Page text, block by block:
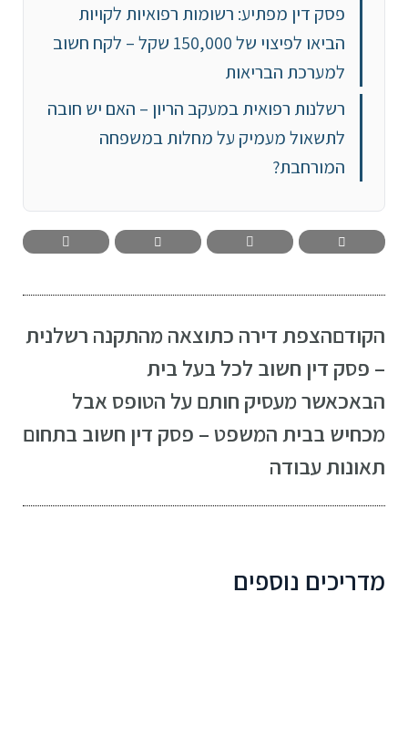
פסק דין מפתיע: רשומות רפואיות לקויות
הביאו לפיצוי של 150,000 שקל – לקח חשוב
למערכת הבריאות
רשלנות רפואית במעקב הריון – האם יש חובה
לתשאול מעמיק על מחלות במשפחה
המורחבת?
הקודםהצפת דירה כתוצאה מהתקנה רשלנית
– פסק דין חשוב לכל בעל בית
הבאכאשר מעסיק חותם על הטופס אבל
מכחיש בבית המשפט – פסק דין חשוב בתחום
תאונות עבודה
מדריכים נוספים